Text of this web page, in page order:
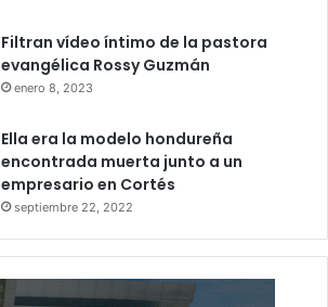
Filtran vídeo íntimo de la pastora
evangélica Rossy Guzmán
enero 8, 2023
Ella era la modelo hondureña
encontrada muerta junto a un
empresario en Cortés
septiembre 22, 2022